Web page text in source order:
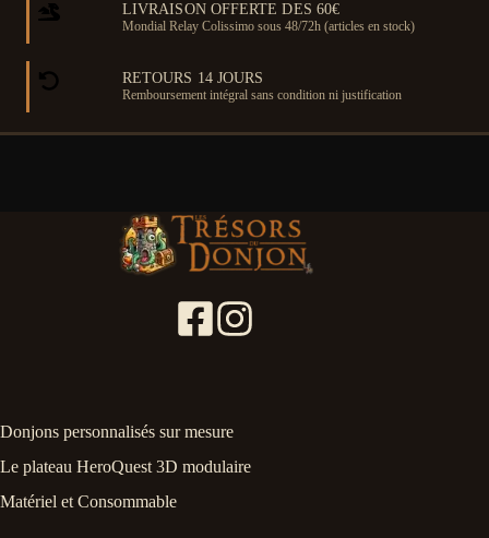
LIVRAISON OFFERTE DES 60€
Mondial Relay Colissimo sous 48/72h (articles en stock)
RETOURS 14 JOURS
Remboursement intégral sans condition ni justification
Donjons personnalisés sur mesure
Le plateau HeroQuest 3D modulaire
Matériel et Consommable